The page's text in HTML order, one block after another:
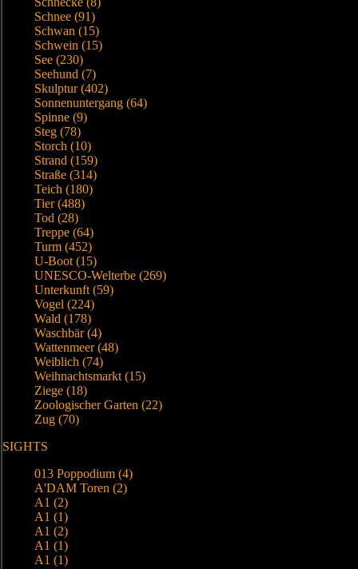
Schnee (91)
Schwan (15)
Schwein (15)
See (230)
Seehund (7)
Skulptur (402)
Sonnenuntergang (64)
Spinne (9)
Steg (78)
Storch (10)
Strand (159)
Straße (314)
Teich (180)
Tier (488)
Tod (28)
Treppe (64)
Turm (452)
U-Boot (15)
UNESCO-Welterbe (269)
Unterkunft (59)
Vogel (224)
Wald (178)
Waschbär (4)
Wattenmeer (48)
Weiblich (74)
Weihnachtsmarkt (15)
Ziege (18)
Zoologischer Garten (22)
Zug (70)
SIGHTS
013 Poppodium (4)
A'DAM Toren (2)
A1 (2)
A1 (1)
A1 (2)
A1 (1)
A1 (1)